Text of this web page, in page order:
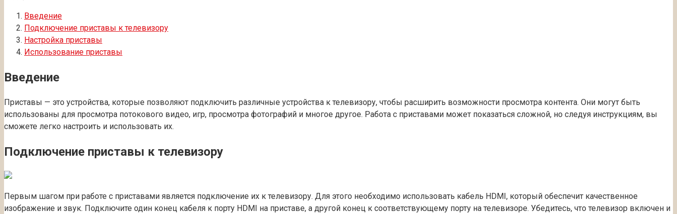
Введение
Подключение приставы к телевизору
Настройка приставы
Использование приставы
Введение
Приставы — это устройства, которые позволяют подключить различные устройства к телевизору, чтобы расширить возможности просмотра контента. Они могут быть
использованы для просмотра потокового видео, игр, просмотра фотографий и многое другое. Работа с приставами может показаться сложной, но следуя инструкциям, вы
сможете легко настроить и использовать их.
Подключение приставы к телевизору
Первым шагом при работе с приставами является подключение их к телевизору. Для этого необходимо использовать кабель HDMI, который обеспечит качественное
изображение и звук. Подключите один конец кабеля к порту HDMI на приставе, а другой конец к соответствующему порту на телевизоре. Убедитесь, что телевизор включен и